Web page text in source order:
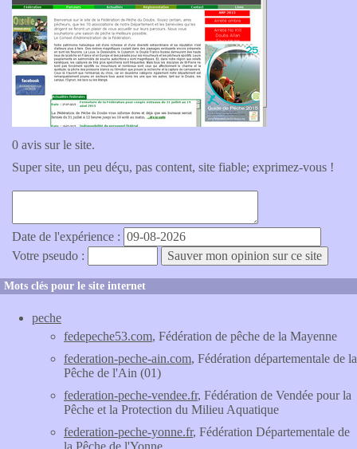
0 avis sur le site.
Super site, un peu déçu, pas content, site fiable; exprimez-vous !
Date de l'expérience :
Votre pseudo :
Mots clés pour le site internet
peche
fedepeche53.com, Fédération de pêche de la Mayenne
federation-peche-ain.com, Fédération départementale de la
Pêche de l'Ain (01)
federation-peche-vendee.fr, Fédération de Vendée pour la
Pêche et la Protection du Milieu Aquatique
federation-peche-yonne.fr, Fédération Départementale de
la Pêche de l'Yonne